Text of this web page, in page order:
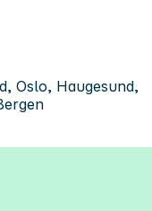
Oslo, Haugesund,